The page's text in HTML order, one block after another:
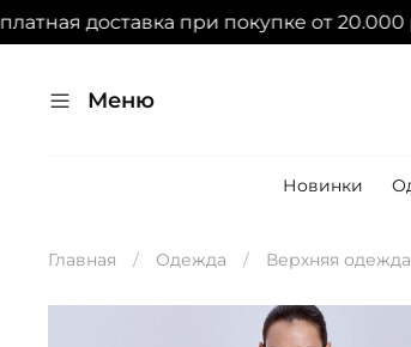
доставка при покупке от 20.000 руб.
Меню
Новинки
Главная Одежда Верхняя одежда